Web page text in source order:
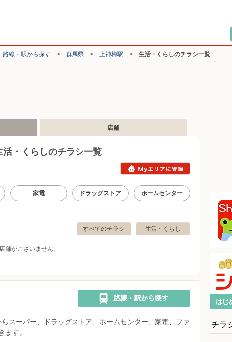
路線・駅から探す > 群馬県 > 上神梅駅 > 生活・くらしのチラシ一覧
店舗
・くらしのチラシ一覧
家電 ドラッグストア ホームセンター
生活・くらし
すべてのチラシ
舗がございません。
スーパー、ドラッグストア、ホームセンター、家電、ファ
ます。
チラ